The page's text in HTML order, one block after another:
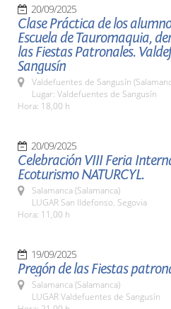
20/09/2025
Clase Práctica de los
Escuela de Tauromaquia,
las Fiestas Patronales.
Sangusín
Valdefuentes de Sangusín
Lugar: Valdefuentes de Sangusín
Hora: 18,00 h
20/09/2025
Celebración VIII Feria
Ecoturismo NATURCYL.
Salamanca (Salamanca)
LUGAR San Ildefonso. Segovia
Hora: 11,00 h
19/09/2025
Pregón de las Fiestas
Salamanca (Salamanca)
LUGAR Valdefuentes de Sangusín